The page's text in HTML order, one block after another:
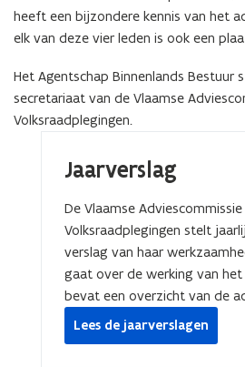
heeft een bijzondere kennis van het
elk van deze vier leden is ook een
Het Agentschap Binnenlands Bestuur
secretariaat van de Vlaamse
Volksraadplegingen.
Jaarverslag
De Vlaamse
Volksraadplegingen stelt
verslag van haar
gaat over de werking van
bevat een overzicht van de
Lees de jaarverslagen